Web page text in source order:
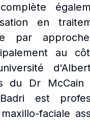
en
par
au
du Dr McCain
est
faciale